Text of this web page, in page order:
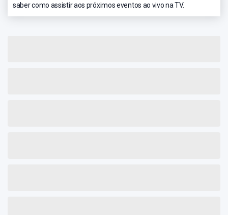
saber como assistir aos próximos eventos ao vivo na TV.